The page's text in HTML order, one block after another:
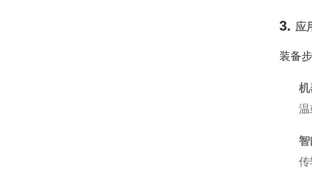
3. 应
装备
机
温
智
传